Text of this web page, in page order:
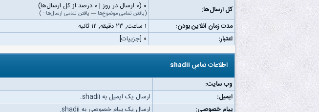
کل ارسال‌ها:
۰ (۰ ارسال در روز | ۰ درصد از کل ارسال‌ها)
(یافتن تمامی موضوع‌ها — یافتن تمامی ارسال‌ها -
)
مدت زمان آنلاین بودن:
۱ ساعت, ۲۳ دقیقه, ۱۲ ثانیه
اعتبار:
۰ [جزییات]
اطلاعات تماسِ shadii
وب‌ سایت:
ایمیل:
ارسال یک ایمیل به shadii.
پیام خصوصی:
ارسال یک پیام خصوصی به shadii.